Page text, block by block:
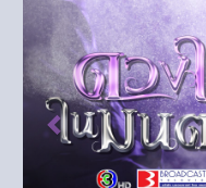
Previous